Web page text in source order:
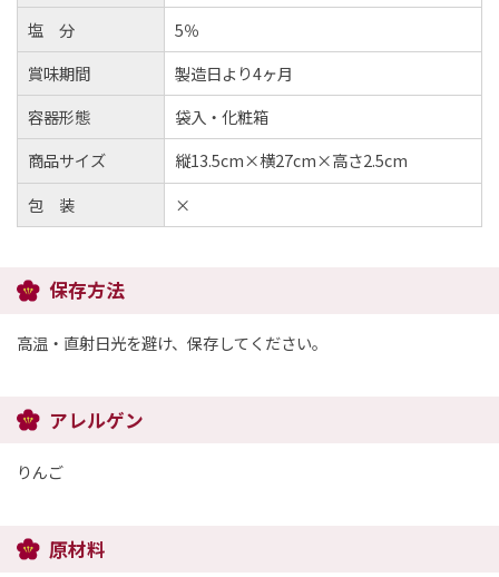
塩 分
5％
賞味期間
製造日より4ヶ月
容器形態
袋入・化粧箱
商品サイズ
縦13.5cm×横27cm×高さ2.5cm
包 装
×
保存方法
高温・直射日光を避け、保存してください。
アレルゲン
りんご
原材料